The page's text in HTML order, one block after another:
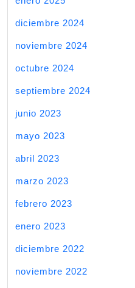
diciembre 2024
noviembre 2024
octubre 2024
septiembre 2024
junio 2023
mayo 2023
abril 2023
marzo 2023
febrero 2023
enero 2023
diciembre 2022
noviembre 2022